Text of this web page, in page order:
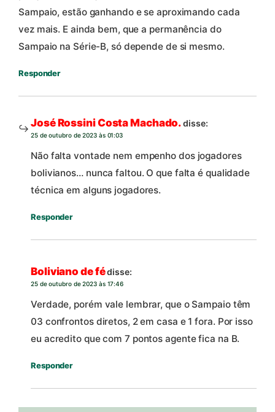
Sampaio, estão ganhando e se aproximando cada
vez mais. E ainda bem, que a permanência do
Sampaio na Série-B, só depende de si mesmo.
Responder
José Rossini Costa Machado.disse:
25 de outubro de 2023 às 01:03
Não falta vontade nem empenho dos jogadores
bolivianos… nunca faltou. O que falta é qualidade
técnica em alguns jogadores.
Responder
Boliviano de fédisse:
25 de outubro de 2023 às 17:46
Verdade, porém vale lembrar, que o Sampaio têm
03 confrontos diretos, 2 em casa e 1 fora. Por isso
eu acredito que com 7 pontos agente fica na B.
Responder